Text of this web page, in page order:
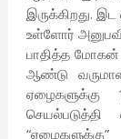
இருக்கிறது.
உள்ளோர்
பாதித்த மோகன்
ஆண்டு
ஏழைகளுக்கு